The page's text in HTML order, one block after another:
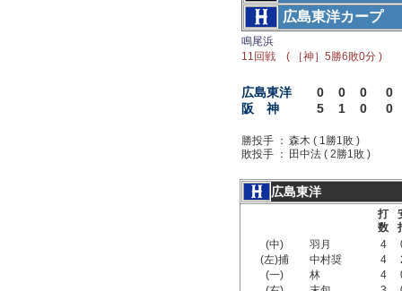
広島東洋カープ
鳴尾浜
11回戦 ( ［神］5勝6敗0分 )
広島東洋 0 0 0
0
阪 神
5 1 0 0
勝投手 ： 森木 ( 1勝1敗 )
敗投手 ：
田中法 ( 2勝1敗 )
広島東洋
打
数
(中)
羽月 4
(左)捕
中村奨 4
(一)
林 4